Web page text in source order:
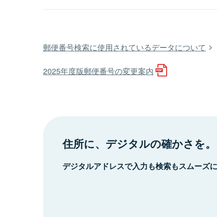
郵便番号検索に使用されているデータについて
2025年度版郵便番号の変更案内
住所に、デジタルの確かさを。
デジタルアドレスで入力も検索もスムーズ